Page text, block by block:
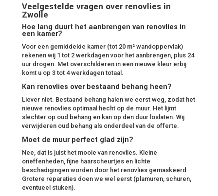
Veelgestelde vragen over renovlies in
Zwolle
Hoe lang duurt het aanbrengen van renovlies in
een kamer?
Voor een gemiddelde kamer (tot 20 m² wandoppervlak)
rekenen wij 1 tot 2 werkdagen voor het aanbrengen, plus 24
uur drogen. Met overschilderen in een nieuwe kleur erbij
komt u op 3 tot 4 werkdagen totaal.
Kan renovlies over bestaand behang heen?
Liever niet. Bestaand behang halen we eerst weg, zodat het
nieuwe renovlies optimaal hecht op de muur. Het lijmt
slechter op oud behang en kan op den duur loslaten. Wij
verwijderen oud behang als onderdeel van de offerte.
Moet de muur perfect glad zijn?
Nee, dat is juist het mooie van renovlies. Kleine
oneffenheden, fijne haarscheurtjes en lichte
beschadigingen worden door het renovlies gemaskeerd.
Grotere reparaties doen we wel eerst (plamuren, schuren,
eventueel stuken).